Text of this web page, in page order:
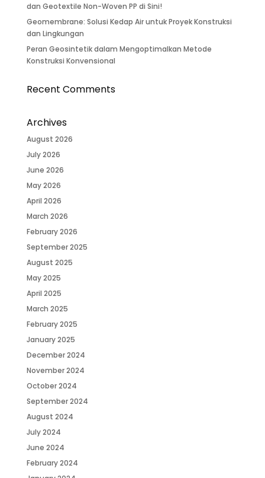
dan Geotextile Non-Woven PP di Sini!
Geomembrane: Solusi Kedap Air untuk Proyek Konstruksi
dan Lingkungan
Peran Geosintetik dalam Mengoptimalkan Metode
Konstruksi Konvensional
Recent Comments
Archives
August 2026
July 2026
June 2026
May 2026
April 2026
March 2026
February 2026
September 2025
August 2025
May 2025
April 2025
March 2025
February 2025
January 2025
December 2024
November 2024
October 2024
September 2024
August 2024
July 2024
June 2024
February 2024